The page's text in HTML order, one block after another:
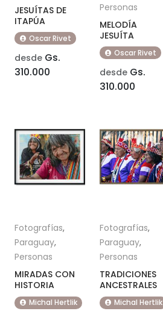
JESUÍTAS DE
ITAPÚA
Oscar Rivet
desde Gs.
310.000
Personas
MELODÍA
JESUÍTA
Oscar Rivet
desde Gs.
310.000
Fotografías,
Paraguay,
Personas
MIRADAS CON
HISTORIA
Michal Hertlik
Fotografías,
Paraguay,
Personas
TRADICIONES
ANCESTRALES
Michal Hertlik